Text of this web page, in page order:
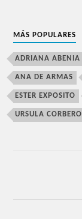
MÁS POPULARES
ADRIANA ABENIA
ANA DE ARMAS
ESTER EXPOSITO
URSULA CORBERO